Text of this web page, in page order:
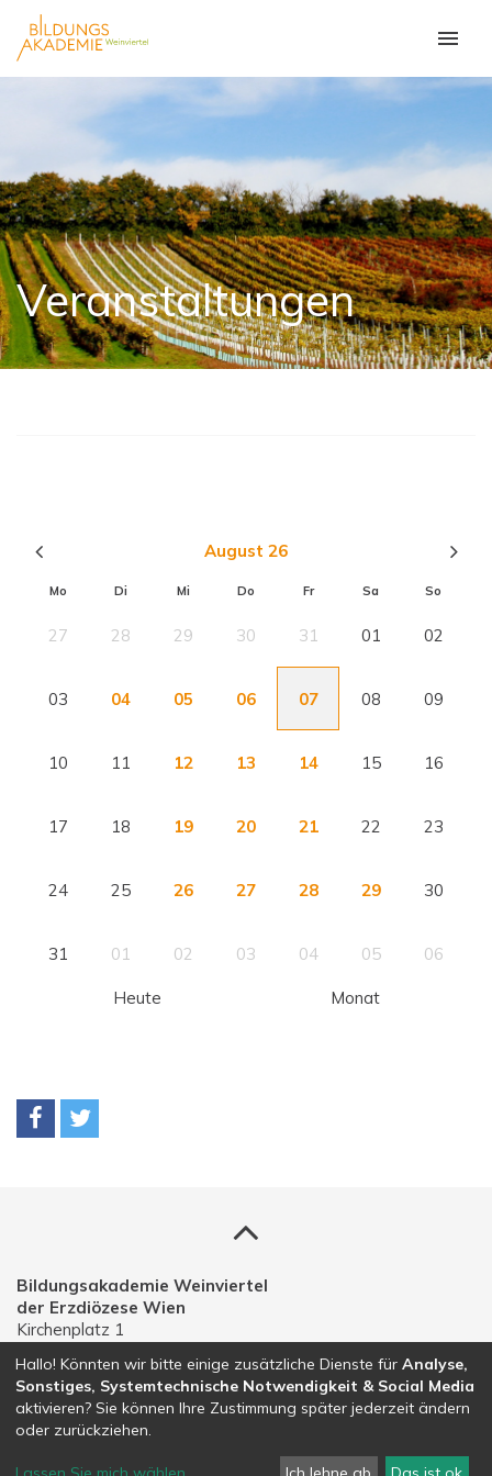
Veranstaltungen
August 26
Mo Di Mi Do Fr Sa So
27 28 29 30 31 01 02
03 04 05 06 07 08 09
10 11 12 13 14 15 16
17 18 19 20 21 22 23
24 25 26 27 28 29 30
31 01 02 03 04 05 06
Heute Monat
Bildungsakademie Weinviertel
der Erzdiözese Wien
Kirchenplatz 1
Telefon: 02574 30203
E-Mail:bildungsakademie.weinviertel@edw.or.at
Hallo! Könnten wir bitte einige zusätzliche Dienste für Analyse,
Sonstiges, Systemtechnische Notwendigkeit & Social Media
aktivieren? Sie können Ihre Zustimmung später jederzeit ändern
oder zurückziehen.